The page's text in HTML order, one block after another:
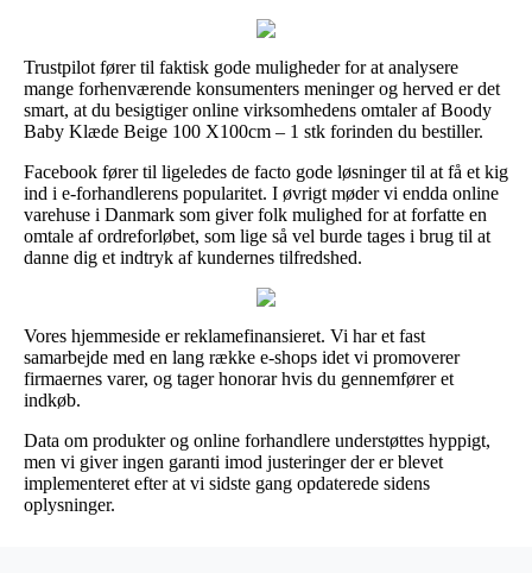
Trustpilot fører til faktisk gode muligheder for at analysere
mange forhenværende konsumenters meninger og herved er det
smart, at du besigtiger online virksomhedens omtaler af Boody
Baby Klæde Beige 100 X100cm – 1 stk forinden du bestiller.
Facebook fører til ligeledes de facto gode løsninger til at få et kig
ind i e-forhandlerens popularitet. I øvrigt møder vi endda online
varehuse i Danmark som giver folk mulighed for at forfatte en
omtale af ordreforløbet, som lige så vel burde tages i brug til at
danne dig et indtryk af kundernes tilfredshed.
Vores hjemmeside er reklamefinansieret. Vi har et fast
samarbejde med en lang række e-shops idet vi promoverer
firmaernes varer, og tager honorar hvis du gennemfører et
indkøb.
Data om produkter og online forhandlere understøttes hyppigt,
men vi giver ingen garanti imod justeringer der er blevet
implementeret efter at vi sidste gang opdaterede sidens
oplysninger.